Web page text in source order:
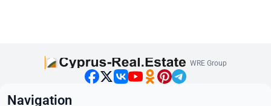
WRE Group
Navigation